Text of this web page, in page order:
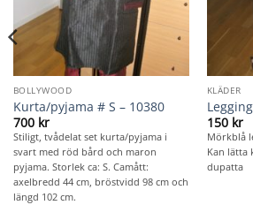
BOLLYWOOD
Kurta/pyjama # S – 10380
700 kr
Stiligt, tvådelat set kurta/pyjama i
svart med röd bård och maron
pyjama. Storlek ca: S. Camått:
axelbredd 44 cm, bröstvidd 98 cm och
längd 102 cm.
KLÄDER
150 kr
Mörkblå
Kan lätta
dupatta